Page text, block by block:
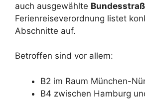
auch ausgewählte
Ferienreiseverordnung listet
Abschnitte auf.
Betroffen sind vor allem:
B2 im Raum München-
B4 zwischen Hamburg